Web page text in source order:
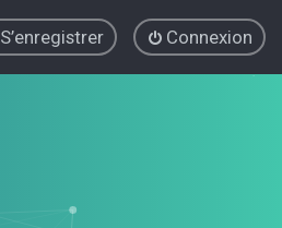
Connexion
S’enregistrer